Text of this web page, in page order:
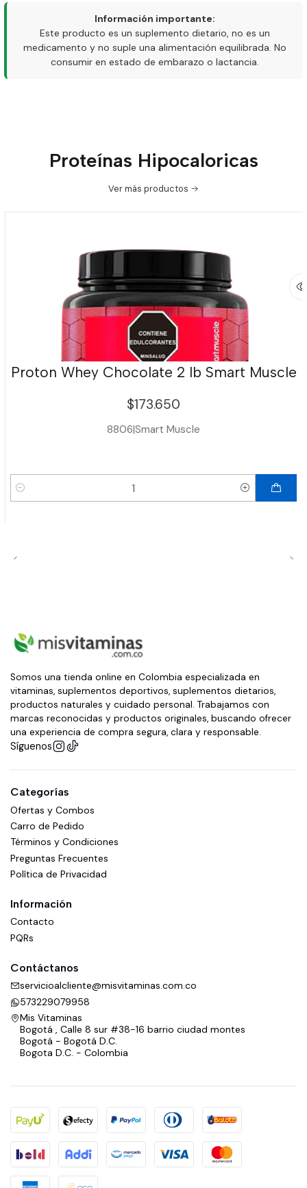
Información importante:
Este producto es un suplemento dietario, no es un
medicamento y no suple una alimentación equilibrada. No
consumir en estado de embarazo o lactancia.
Proteínas Hipocaloricas
Ver más productos
Proton Whey Chocolate 2 lb Smart Muscle
$173.650
8806|Smart Muscle
Cantidad
Somos una tienda online en Colombia especializada en
vitaminas, suplementos deportivos, suplementos dietarios,
productos naturales y cuidado personal. Trabajamos con
marcas reconocidas y productos originales, buscando ofrecer
una experiencia de compra segura, clara y responsable.
Síguenos
Categorías
Ofertas y Combos
Carro de Pedido
Términos y Condiciones
Preguntas Frecuentes
Política de Privacidad
Información
Contacto
PQRs
Contáctanos
servicioalcliente@misvitaminas.com.co
573229079958
Mis Vitaminas
Bogotá , Calle 8 sur #38-16 barrio ciudad montes
Bogotá - Bogotá D.C.
Bogota D.C. - Colombia